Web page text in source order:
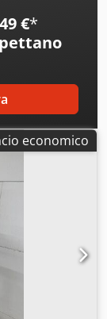
€*
economico